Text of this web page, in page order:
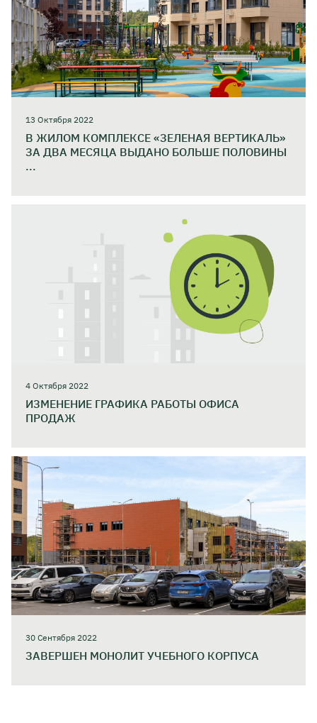
13 Октября 2022
В ЖИЛОМ КОМПЛЕКСЕ «ЗЕЛЕНАЯ ВЕРТИКАЛЬ»
ЗА ДВА МЕСЯЦА ВЫДАНО БОЛЬШЕ ПОЛОВИНЫ
...
4 Октября 2022
ИЗМЕНЕНИЕ ГРАФИКА РАБОТЫ ОФИСА
ПРОДАЖ
30 Сентября 2022
ЗАВЕРШЕН МОНОЛИТ УЧЕБНОГО КОРПУСА